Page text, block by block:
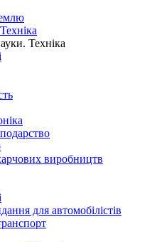
Техніка
виробництв
для автомобілістів